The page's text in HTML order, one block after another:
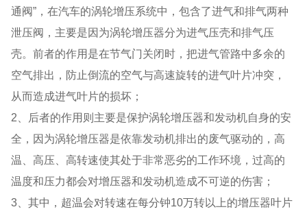
通阀”，在汽车的涡轮增压系统中，包含了进气和排气两种
泄压阀，主要是因为涡轮增压器分为进气压壳和排气压
壳。前者的作用是在节气门关闭时，把进气管路中多余的
空气排出，防止倒流的空气与高速旋转的进气叶片冲突，
从而造成进气叶片的损坏；
2、后者的作用则主要是保护涡轮增压器和发动机自身的安
全，因为涡轮增压器是依靠发动机排出的废气驱动的，高
温、高压、高转速使其处于非常恶劣的工作环境，过高的
温度和压力都会对增压器和发动机造成不可逆的伤害；
3、其中，超温会对转速在每分钟10万转以上的增压器叶片